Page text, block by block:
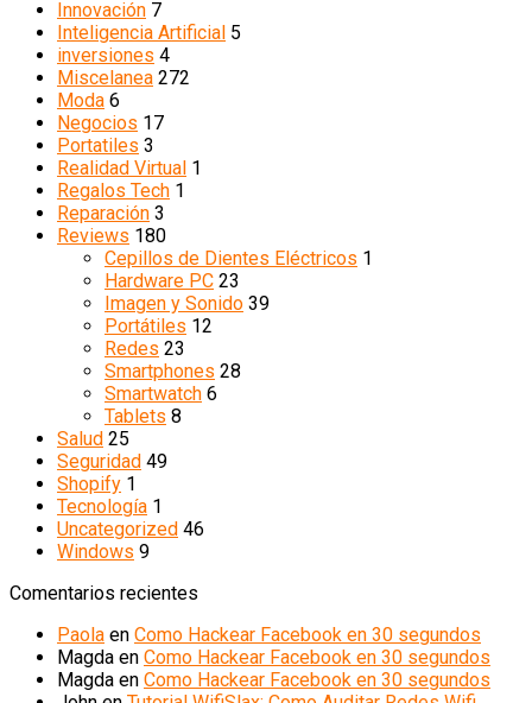
Innovación 7
Inteligencia Artificial 5
inversiones 4
Miscelanea 272
Moda 6
Negocios 17
Portatiles 3
Realidad Virtual 1
Regalos Tech 1
Reparación 3
Reviews 180
Cepillos de Dientes Eléctricos 1
Hardware PC 23
Imagen y Sonido 39
Portátiles 12
Redes 23
Smartphones 28
Smartwatch 6
Tablets 8
Salud 25
Seguridad 49
Shopify 1
Tecnología 1
Uncategorized 46
Windows 9
Comentarios recientes
Paola en Como Hackear Facebook en 30 segundos
Magda en Como Hackear Facebook en 30 segundos
Magda en Como Hackear Facebook en 30 segundos